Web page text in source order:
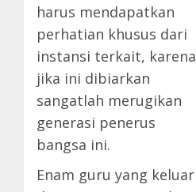
harus mendapatkan
perhatian khusus dari
instansi terkait, karena
jika ini dibiarkan
sangatlah merugikan
generasi penerus
bangsa ini.
Enam guru yang keluar